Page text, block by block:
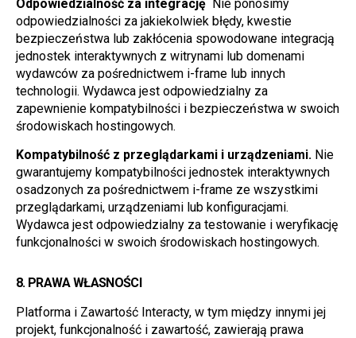
Odpowiedzialność za integrację Nie ponosimy
odpowiedzialności za jakiekolwiek błędy, kwestie
bezpieczeństwa lub zakłócenia spowodowane integracją
jednostek interaktywnych z witrynami lub domenami
wydawców za pośrednictwem i-frame lub innych
technologii. Wydawca jest odpowiedzialny za
zapewnienie kompatybilności i bezpieczeństwa w swoich
środowiskach hostingowych.
Kompatybilność z przeglądarkami i urządzeniami. Nie
gwarantujemy kompatybilności jednostek interaktywnych
osadzonych za pośrednictwem i-frame ze wszystkimi
przeglądarkami, urządzeniami lub konfiguracjami.
Wydawca jest odpowiedzialny za testowanie i weryfikację
funkcjonalności w swoich środowiskach hostingowych.
8. PRAWA WŁASNOŚCI
Platforma i Zawartość Interacty, w tym między innymi jej
projekt, funkcjonalność i zawartość, zawierają prawa